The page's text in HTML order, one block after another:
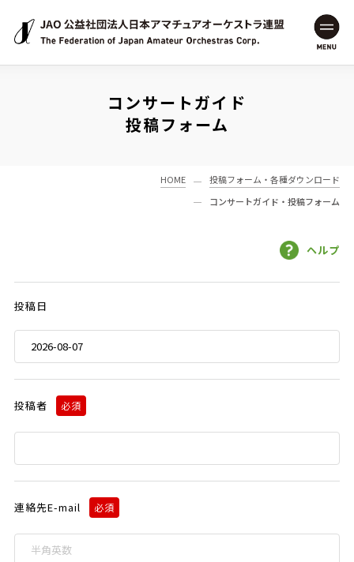
MENU
コンサートガイド
・
投稿フォーム
HOME
投稿フォーム・各種ダウンロード
コンサートガイド・投稿フォーム
ヘルプ
投稿日
投稿者 必須
連絡先E-mail 必須